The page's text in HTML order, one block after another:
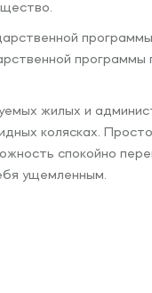
жилых и
колясках.
спокойно
ущемленным.